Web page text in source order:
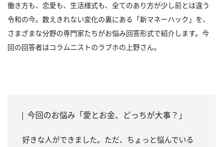
働き方も、恋愛も、生活様式も、全てのあり方が少し前とは違う
令和の今。数えきれない変化の裏にある「新マネーハック」を、
さまざまな分野の専門家たちがお悩み回答形式で紹介します。今
回の回答者はコラムニストのラブホの上野さん。
今回のお悩み「愛とお金、どっちが大事？」
好きな人ができました。ただ、ちょっと悩んでいる